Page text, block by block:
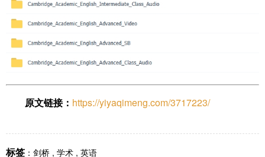
原文链接： https://yiyaqimeng.com/3717223/
标签 ： 剑桥 , 学术 , 英语